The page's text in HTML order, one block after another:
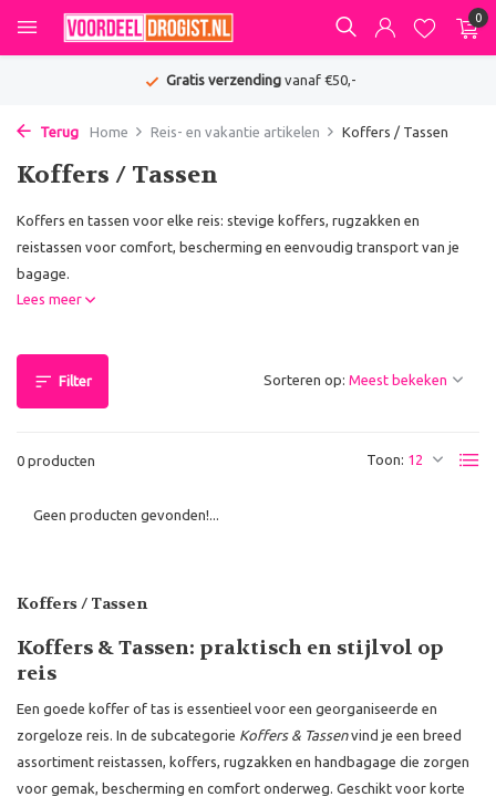
0
Gratis verzendingvanaf €50,-
Terug Home Reis- en vakantie artikelen Koffers / Tassen
Koffers / Tassen
Koffers en tassen voor elke reis: stevige koffers, rugzakken en
reistassen voor comfort, bescherming en eenvoudig transport van je
bagage.
Lees meer
Filter
0 producten Toon:
Sorteren op:
Geen producten gevonden!...
Koffers / Tassen
Koffers & Tassen: praktisch en stijlvol op
reis
Een goede koffer of tas is essentieel voor een georganiseerde en
zorgeloze reis. In de subcategorie Koffers & Tassenvind je een breed
assortiment reistassen, koffers, rugzakken en handbagage die zorgen
voor gemak, bescherming en comfort onderweg. Geschikt voor korte